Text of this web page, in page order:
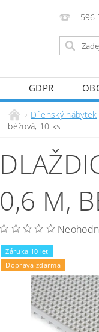
596
GDPR
Dílenský nábytek
béžová, 10 ks
0,6 M,
Záruka 10 let
Doprava zdarma